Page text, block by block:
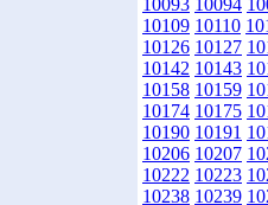
10093 10094
10109 10110
10126 10127
10142 10143
10158 10159
10174 10175
10190 10191
10206 10207
10222 10223
10238 10239